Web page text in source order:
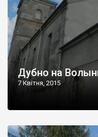
Дубно на
7 Квітня, 2015